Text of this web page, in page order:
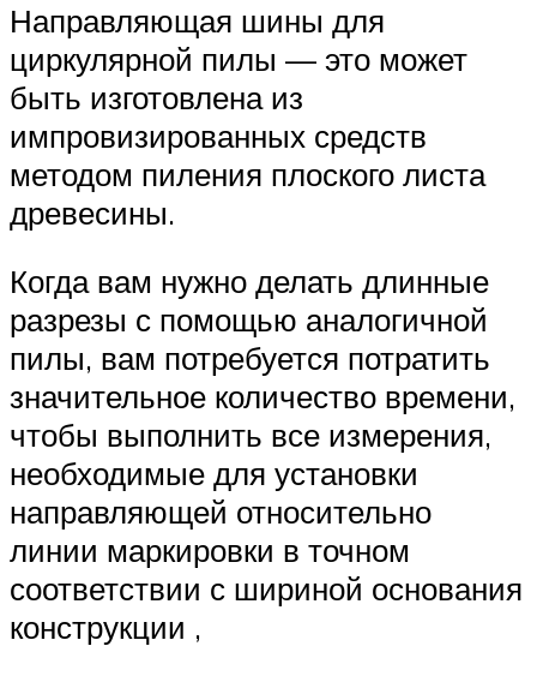
Направляющая шины для
циркулярной пилы — это может
быть изготовлена ​​из
импровизированных средств
методом пиления плоского листа
древесины.
Когда вам нужно делать длинные
разрезы с помощью аналогичной
пилы, вам потребуется потратить
значительное количество времени,
чтобы выполнить все измерения,
необходимые для установки
направляющей относительно
линии маркировки в точном
соответствии с шириной основания
конструкции ,